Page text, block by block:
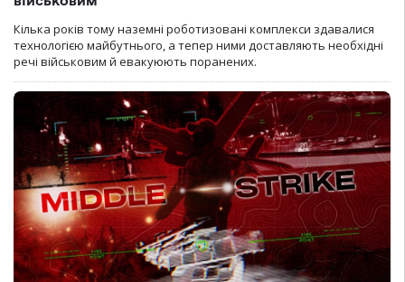
Кілька років тому наземні роботизовані комплекси здавалися
технологією майбутнього, а тепер ними доставляють необхідні
речі військовим й евакуюють поранених.